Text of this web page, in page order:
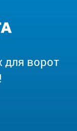
для ворот